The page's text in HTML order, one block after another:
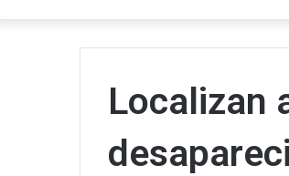
Localizan